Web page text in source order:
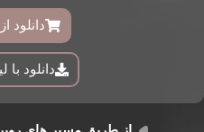
دانلود
دانلود